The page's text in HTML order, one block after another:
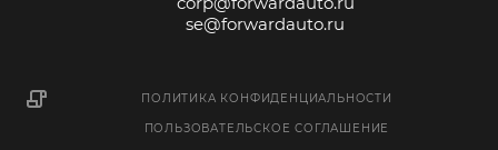
se@forwardauto.ru
ПОЛИТИКА КОНФИДЕНЦИАЛЬНОСТИ
ПОЛЬЗОВАТЕЛЬСКОЕ СОГЛАШЕНИЕ